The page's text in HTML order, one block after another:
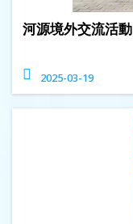
河源境外交流活動
2025-03-19